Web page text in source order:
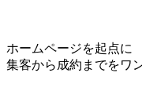
ホームページを起点に
集客から成約までをワ